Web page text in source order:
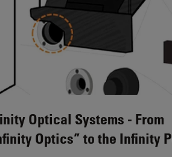
Optical Systems - From
Optics” to the Infinity